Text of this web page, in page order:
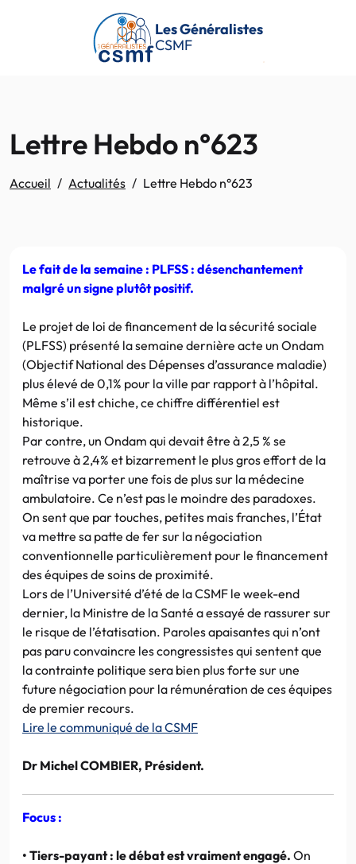
Passer au contenu principal
Les Généralistes
CSMF
Lettre Hebdo n°623
Accueil Actualités Lettre Hebdo n°623
Le fait de la semaine : PLFSS : désenchantement
malgré un signe plutôt positif.
Le projet de loi de financement de la sécurité sociale
(PLFSS) présenté la semaine dernière acte un Ondam
(Objectif National des Dépenses d’assurance maladie)
plus élevé de 0,1% pour la ville par rapport à l’hôpital.
Même s’il est chiche, ce chiffre différentiel est
historique.
Par contre, un Ondam qui devait être à 2,5 % se
retrouve à 2,4% et bizarrement le plus gros effort de la
maîtrise va porter une fois de plus sur la médecine
ambulatoire. Ce n’est pas le moindre des paradoxes.
On sent que par touches, petites mais franches, l’État
va mettre sa patte de fer sur la négociation
conventionnelle particulièrement pour le financement
des équipes de soins de proximité.
Lors de l’Université d’été de la CSMF le week-end
dernier, la Ministre de la Santé a essayé de rassurer sur
le risque de l’étatisation. Paroles apaisantes qui n’ont
pas paru convaincre les congressistes qui sentent que
la contrainte politique sera bien plus forte sur une
future négociation pour la rémunération de ces équipes
de premier recours.
Lire le communiqué de la CSMF
Dr Michel COMBIER, Président.
Focus :
• Tiers-payant : le débat est vraiment engagé. On